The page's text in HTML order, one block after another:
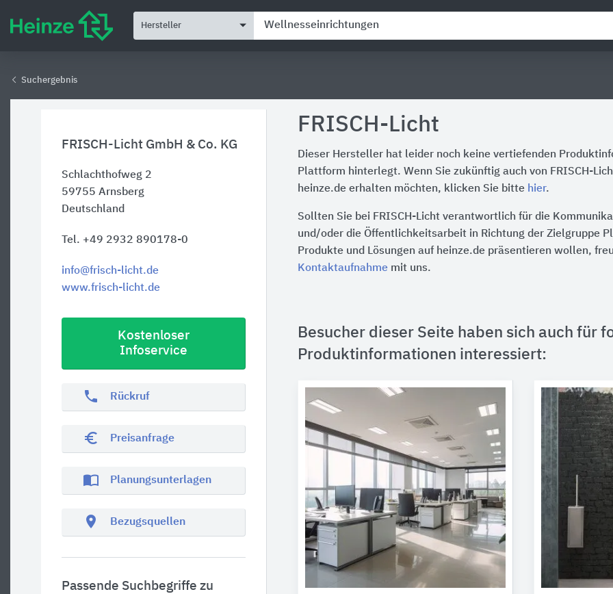
Hersteller
Suchergebnis
FRISCH-Licht GmbH & Co. KG
Schlachthofweg 2
59755 Arnsberg
Deutschland
Tel. +49 2932 890178-0
info@frisch-licht.de
www.frisch-licht.de
Kostenloser
Infoservice
phone Rückruf
euro_symbol Preisanfrage
import_contacts Planungsunterlagen
location_on Bezugsquellen
Passende Suchbegriffe zu
FRISCH-Licht
Dieser Hersteller hat leider noch keine vertiefenden
Plattform hinterlegt. Wenn Sie zukünftig auch von FRISCH-
heinze.de erhalten möchten, klicken Sie bitte hier.
Sollten Sie bei FRISCH-Licht verantwortlich für die
und/oder die Öffentlichkeitsarbeit in Richtung der Zielgruppe
Produkte und Lösungen auf heinze.de präsentieren wollen,
Kontaktaufnahme mit uns.
Besucher dieser Seite haben sich auch für
Produktinformationen interessiert: